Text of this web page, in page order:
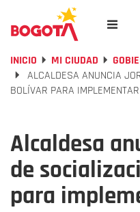
INICIO MI CIUDAD
ALCALDESA ANUNCIA
BOLÍVAR PARA
Alcaldesa
de
para